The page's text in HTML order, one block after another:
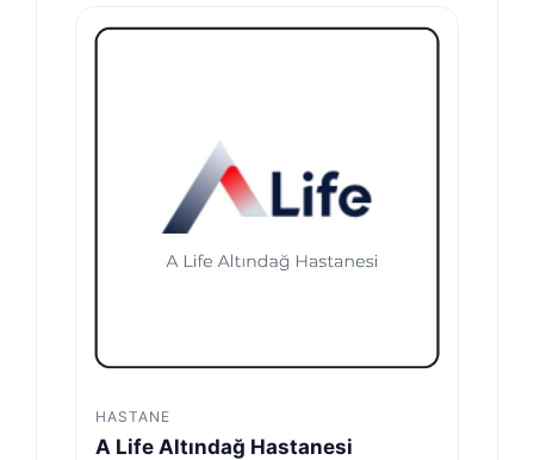
HASTANE
A Life Altındağ Hastanesi